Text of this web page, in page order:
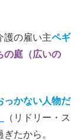
護の雇い主ペギ
の庭（広いの
っかない人物だ
（リドリー・ス
たから。